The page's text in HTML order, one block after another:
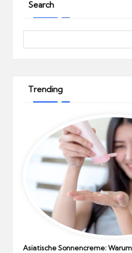
Search
Trending
Asiatische Sonnencreme: